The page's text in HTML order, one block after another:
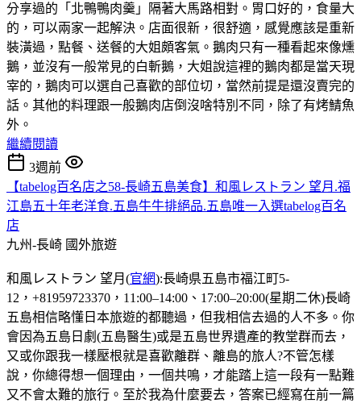
分享過的「北鴨鴨肉羹」隔著大馬路相對。胃口好的，食量大
的，可以兩家一起解決。店面很新，很舒適，感覺應該是重新
裝潢過，點餐、送餐的大姐頗客氣。鵝肉只有一種看起來像燻
鵝，並沒有一般常見的白斬鵝，大姐說這裡的鵝肉都是當天現
宰的，鵝肉可以選自己喜歡的部位切，當然前提是還沒賣完的
話。其他的料理跟一般鵝肉店倒沒啥特別不同，除了有烤鯖魚
外。
繼續閱讀
3週前
【tabelog百名店之58-長崎五島美食】和風レストラン 望月.福
江島五十年老洋食.五島牛牛排絕品.五島唯一入選tabelog百名
店
九州-長崎 國外旅遊
和風レストラン 望月(官網):長崎県五島市福江町5-
12，+81959723370，11:00–14:00、17:00–20:00(星期二休)長崎
五島相信略懂日本旅遊的都聽過，但我相信去過的人不多。你
會因為五島日劇(五島醫生)或是五島世界遺產的教堂群而去，
又或你跟我一樣壓根就是喜歡離群、離島的旅人?不管怎樣
說，你總得想一個理由，一個共鳴，才能踏上這一段有一點難
又不會太難的旅行。至於我為什麼要去，答案已經寫在前一篇